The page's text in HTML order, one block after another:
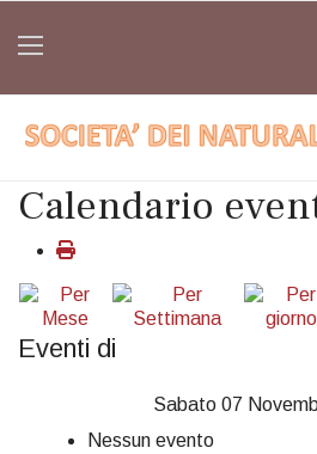
Calendario
Eventi di
Sabato 07
Nessun evento